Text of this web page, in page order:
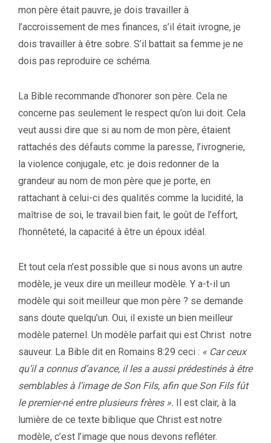
mon père était pauvre, je dois travailler à
l’accroissement de mes finances, s’il était ivrogne, je
dois travailler à être sobre. S’il battait sa femme je ne
dois pas reproduire ce schéma.
La Bible recommande d’honorer son père. Cela ne
concerne pas seulement le respect qu’on lui doit. Cela
veut aussi dire que si au nom de mon père, étaient
rattachés des défauts comme la paresse, l’ivrognerie,
la violence conjugale, etc. je dois redonner de la
grandeur au nom de mon père que je porte, en
rattachant à celui-ci des qualités comme la lucidité, la
maîtrise de soi, le travail bien fait, le goût de l’effort,
l’honnêteté, la capacité à être un époux idéal.
Et tout cela n’est possible que si nous avons un autre
modèle, je veux dire un meilleur modèle. Y a-t-il un
modèle qui soit meilleur que mon père ? se demande
sans doute quelqu’un. Oui, il existe un bien meilleur
modèle paternel. Un modèle parfait qui est Christ notre
sauveur. La Bible dit en Romains 8:29 ceci : « Car ceux
qu’il a connus d’avance, il les a aussi prédestinés à être
semblables à l’image de Son Fils, afin que Son Fils fût
le premier-né entre plusieurs frères ».
Il est clair, à la
lumière de ce texte biblique que Christ est notre
modèle, c’est l’image que nous devons refléter.